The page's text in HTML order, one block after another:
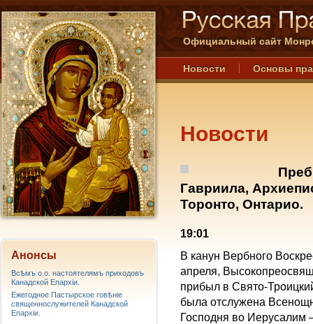
Официальный сайт
Новости Основы
Новости
Гавриила,
Торонто, Онтарио.
19:01
В канун Вербного
апреля,
прибыл в Свято-
была отслужена
Господня во
Анонсы
Всѣмъ о.о. настоятелямъ приходовъ
Канадской Епархiи.
Ежегодное Пастырское говѣніе
священнослужителей Канадской
Епархіи.